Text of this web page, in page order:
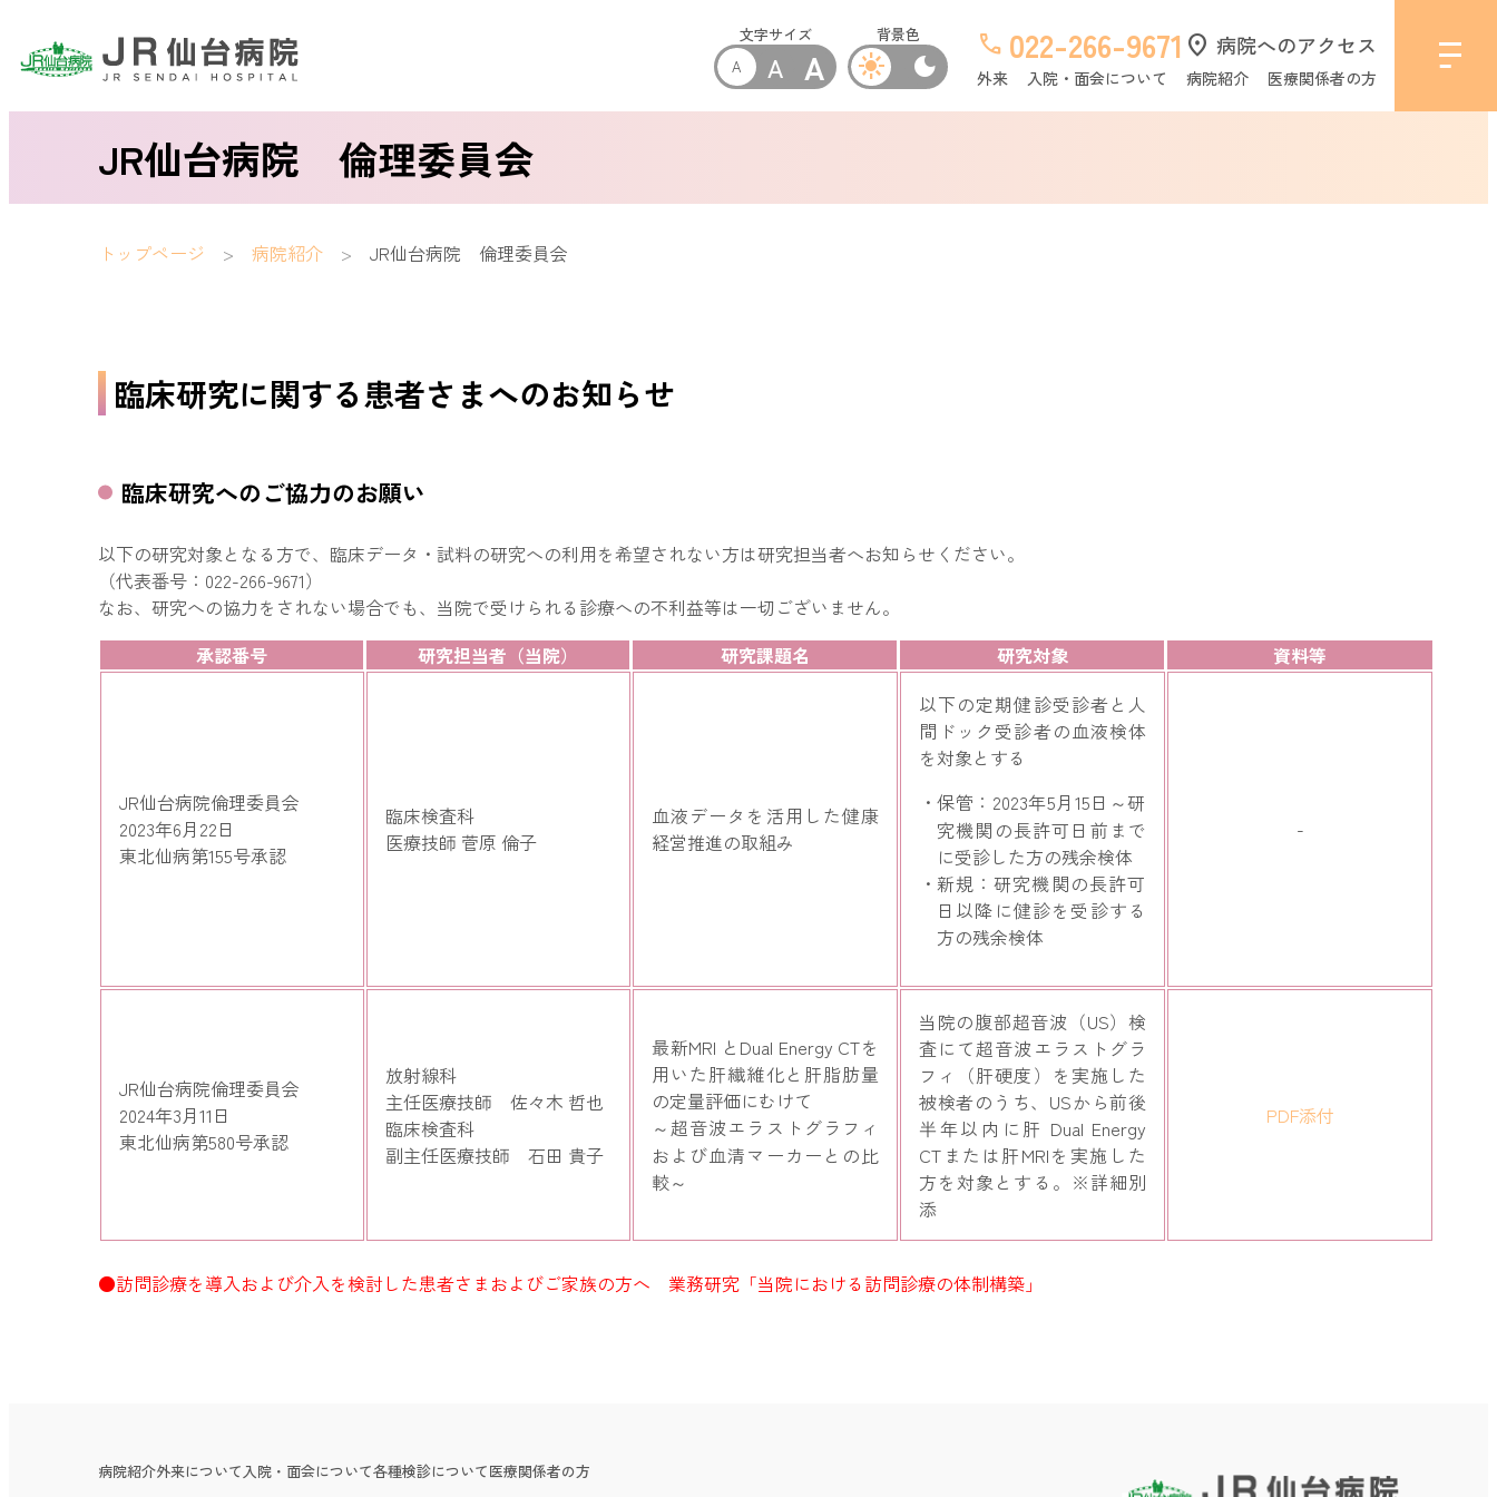
文字サイズ
A
A A
背景色
light_mode dark_mode
call 022-266-9671 location_on 病院へのアクセス
外来 入院・面会について 病院紹介 医療関係者の方
JR仙台病院 倫理委員会
トップページ 病院紹介 JR仙台病院 倫理委員会
臨床研究に関する患者さまへのお知らせ
臨床研究へのご協力のお願い
以下の研究対象となる方で、臨床データ・試料の研究への利用を希望されない方は研究担当者へお知らせください。
（代表番号：022-266-9671）
なお、研究への協力をされない場合でも、当院で受けられる診療への不利益等は一切ございません。
承認番号
研究担当者（当院） 研究課題名 研究対象 資料等
JR仙台病院倫理委員会
2023年6月22日
東北仙病第155号承認
臨床検査科
医療技師 菅原 倫子
血液データを活用した健康
経営推進の取組み
以下の定期健診受診者と人
間ドック受診者の血液検体
を対象とする
保管：2023年5月15日～研
究機関の長許可日前まで
に受診した方の残余検体
新規：研究機関の長許可
日以降に健診を受診する
方の残余検体
-
JR仙台病院倫理委員会
2024年3月11日
東北仙病第580号承認
放射線科
主任医療技師 佐々木 哲也
臨床検査科
副主任医療技師 石田 貴子
最新MRI とDual Energy CTを
用いた肝繊維化と肝脂肪量
の定量評価にむけて
～超音波エラストグラフィ
および血清マーカーとの比
較～
当院の腹部超音波（US）検
査にて超音波エラストグラ
フィ（肝硬度）を実施した
被検者のうち、USから前後
半年以内に肝 Dual Energy
CTまたは肝MRIを実施した
方を対象とする。※詳細別
添
PDF添付
●訪問診療を導入および介入を検討した患者さまおよびご家族の方へ 業務研究「当院における訪問診療の体制構築」
病院紹介外来について入院・面会について各種検診について医療関係者の方